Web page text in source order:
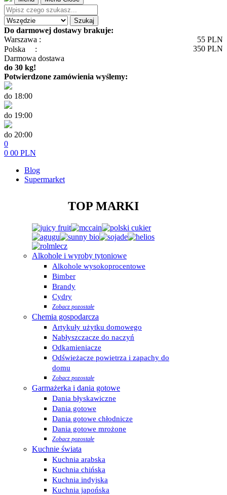
Szukaj
Do darmowej dostawy brakuje:
Warszawa :
55 PLN
Polska
: 350 PLN
Darmowa dostawa
do 30 kg!
Potwierdzone zamówienia wyślemy:
do 18:00
do 19:00
do 20:00
0
0 00 PLN
Blog
Supermarket
TOP MARKI
Alkohole i wyroby tytoniowe
Alkohole wysokoprocentowe
Bimber
Brandy
Cydry
Zobacz pozostałe
Chemia gospodarcza
Artykuły użytku domowego
Nabłyszczacze do naczyń
Odkamieniacze
Odświeżacze powietrza i zapachy do
domu
Zobacz pozostałe
Garmażerka i dania gotowe
Dania błyskawiczne
Dania gotowe
Dania gotowe chłodnicze
Dania gotowe mrożone
Zobacz pozostałe
Kuchnie świata
Kuchnia arabska
Kuchnia chińska
Kuchnia indyjska
Kuchnia japońska